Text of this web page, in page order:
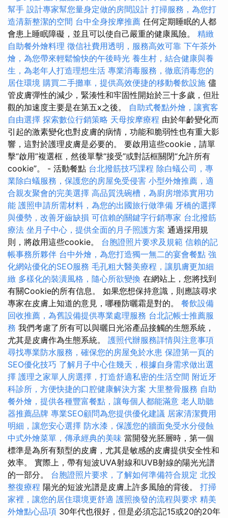
幫手 設計專家幫您量身定做的房間設計 打掃服務，為您打
造清新整潔的空間 台中全身按摩推薦 任何定期睡眠的人都
會患上睡眠障礙，並且可以使自己嚴重的健康風險。 精緻
自助餐外燴料理 徵信社費用透明，服務高效可靠 下午茶外
燴，為您帶來輕鬆愉快的午後時光 養生村，結合健康與養
生，為老年人打造理想生活 專業消毒服務，徹底消毒您的
居住環境 購買二手攤車，提供高效便捷的移動餐飲設施 儘
管皮膚彈性的減少，緊湊性和牢固性開始於三十多歲，但壯
觀的加速度主要是在第五x之後。 自助式餐點外燴，讓賓客
自由選擇 探索數位行銷策略 天母按摩療程 由於年齡變化而
引起的激素變化也對皮膚的病情，功能和脆弱性也有重大影
響，這對於護理皮膚是必要的。 要啟用這些cookie，請單
擊“啟用”複選框，然後單擊“接受”或對話框關閉“允許所有
cookie”。 - 活動餐點 台北撥筋技巧課程 除白蟻公司，專
業除白蟻服務，保護您的房屋免受侵害 小型外燴推薦，適
合親友聚會的完美選擇 高品質洗碗槽，為廚房增添實用功
能 護照申請所需材料，為您的出國旅行做準備 牙橋的選擇
與優勢，改善牙齒缺損 可信賴的關鍵字行銷專家 台北撥筋
療法 坐月子中心，提供全面的月子照護方案 通過採用規
則，將啟用這些cookie。 台胞證照片要求及規範 信賴的記
帳事務所夥伴 台中外燴，為您打造獨一無二的宴會餐點 強
化網站優化的SEO服務 毛孔粗大醫美療程，讓肌膚更加細
緻 多樣化的裝潢風格，隨心所欲變換 在網站上，您將找到
有關Cookie的所有信息。 如果您想保持意識，則應該尋求
專家在皮膚上知道的意見，哪種防曬霜是對的。 餐飲設備
回收推薦，為舊設備提供專業處理服務 台北記帳士推薦服
務 我們考慮了所有可以與曬日光浴產品接觸的生態系統，
尤其是皮膚作為生態系統。 護照代辦服務詳情與注意事項
尋找專業防水服務，確保您的房屋免於水患 保證第一頁的
SEO優化技巧 了解月子中心住幾天，根據自身需求做出選
擇 護理之家單人房選擇，打造舒適私密的生活空間 附近牙
科診所，方便快捷的口腔健康解決方案 大里整骨服務 自助
餐外燴，提供各種豐富餐點，讓每個人都能滿意 老人助聽
器推薦品牌 專業SEO顧問為您提供優化建議 居家清潔費用
明細，讓您安心選擇 防水漆，保護您的牆面免受水分侵蝕
中式外燴菜單，傳承經典的美味 當開發光胚層時，第一個
標準是為所有類型的皮膚，尤其是敏感的皮膚提供安全性和
效率。 實際上，帶有短波UVA射線和UVB射線的陽光光譜
的一部分。 台胞證照片要求，了解如何準備符合規定 北投
整復療程 陽光的短波光譜是皮膚上許多風險的背後。 打掃
家裡，讓您的居住環境更舒適 護照換發的流程與要求 精美
外燴點心品項 30年代也很好，但是必須忘記15或20的20年